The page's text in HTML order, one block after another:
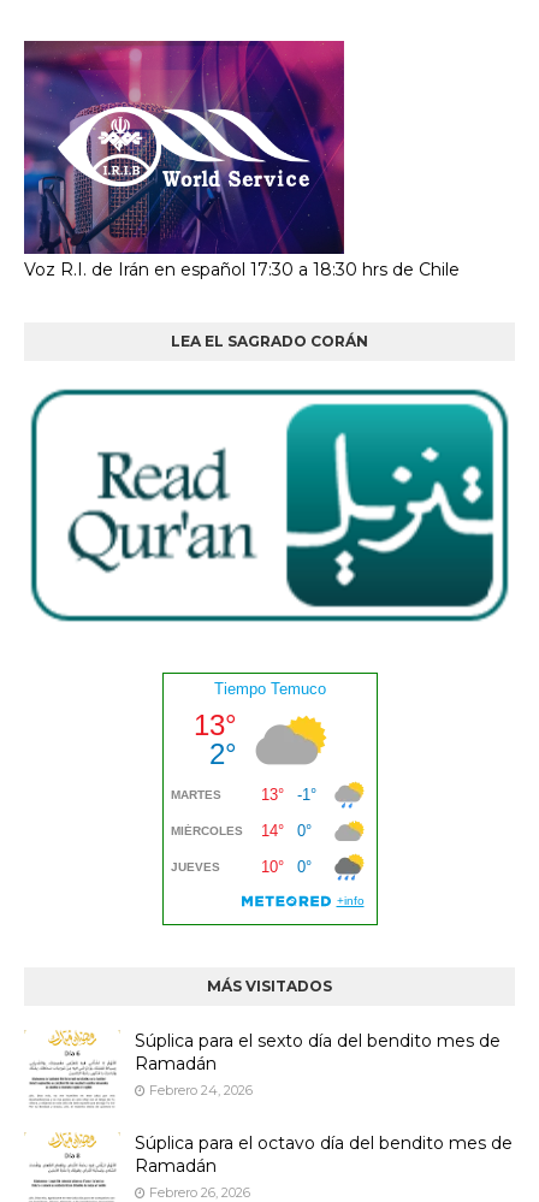
Voz R.I. de Irán en español 17:30 a 18:30 hrs de Chile
LEA EL SAGRADO CORÁN
MÁS VISITADOS
Súplica para el sexto día del bendito mes de
Ramadán
Febrero 24, 2026
Súplica para el octavo día del bendito mes de
Ramadán
Febrero 26, 2026